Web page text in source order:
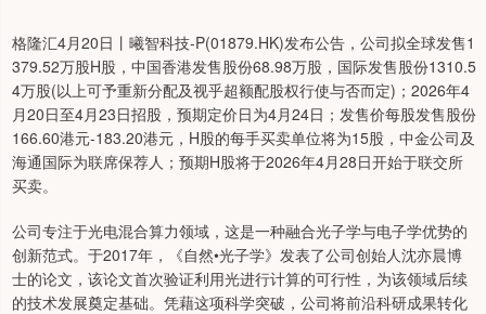
格隆汇4月20日丨曦智科技-P(01879.HK)发布公告，公司拟全球发售1
379.52万股H股，中国香港发售股份68.98万股，国际发售股份1310.5
4万股(以上可予重新分配及视乎超额配股权行使与否而定)；2026年4
月20日至4月23日招股，预期定价日为4月24日；发售价每股发售股份
166.60港元-183.20港元，H股的每手买卖单位将为15股，中金公司及
海通国际为联席保荐人；预期H股将于2026年4月28日开始于联交所
买卖。
公司专注于光电混合算力领域，这是一种融合光子学与电子学优势的
创新范式。于2017年，《自然•光子学》发表了公司创始人沈亦晨博
士的论文，该论文首次验证利用光进行计算的可行性，为该领域后续
的技术发展奠定基础。凭藉这项科学突破，公司将前沿科研成果转化